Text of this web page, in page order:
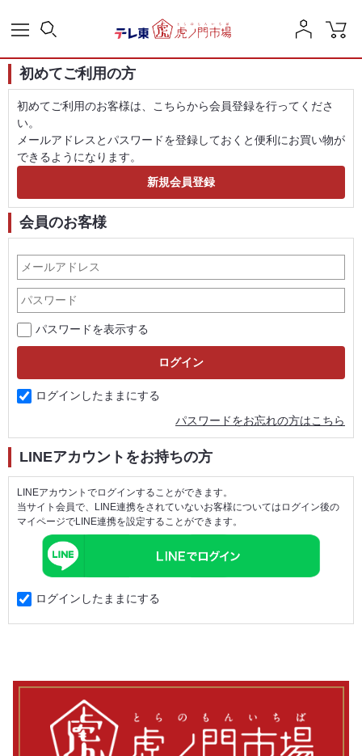
初めてご利用の方
初めてご利用のお客様は、こちらから会員登録を行ってくださ
い。
メールアドレスとパスワードを登録しておくと便利にお買い物が
できるようになります。
会員のお客様
パスワードを表示する
ログインしたままにする
パスワードをお忘れの方はこちら
LINEアカウントをお持ちの方
LINEアカウントでログインすることができます。
当サイト会員で、LINE連携をされていないお客様についてはログイン後の
マイページでLINE連携を設定することができます。
ログインしたままにする